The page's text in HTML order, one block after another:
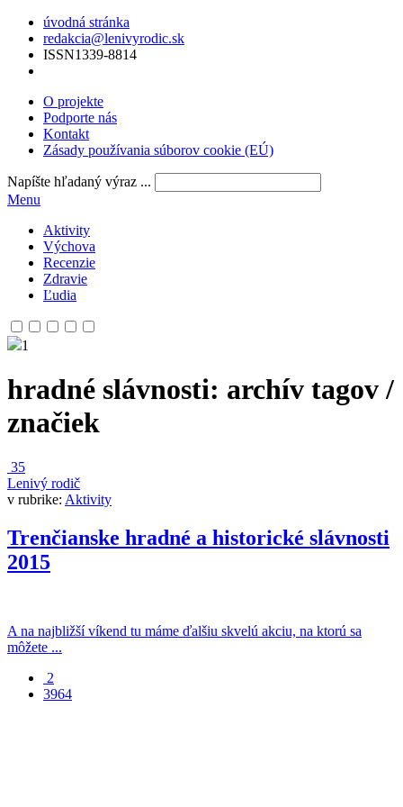
úvodná stránka
redakcia@lenivyrodic.sk
ISSN1339-8814
O projekte
Podporte nás
Kontakt
Zásady používania súborov cookie (EÚ)
Napíšte hľadaný výraz ...
Menu
Aktivity
Výchova
Recenzie
Zdravie
Ľudia
1
hradné slávnosti: archív tagov /
značiek
35
Lenivý rodič
v rubrike: Aktivity
Trenčianske hradné a historické slávnosti
2015
A na najbližší víkend tu máme ďalšiu skvelú akciu, na ktorú sa
môžete ...
2
3964